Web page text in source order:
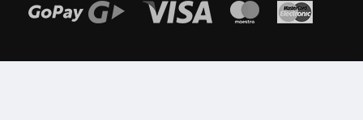
Možnosti online platby